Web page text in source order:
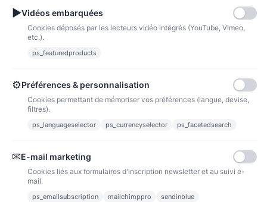
bons de réductions.
Liens utiles
Notre société
▶Vidéos embarquées
Cookies déposés par les lecteurs vidéo intégrés (YouTube, Vimeo,
etc.).
ps_featuredproducts
⚙Préférences & personnalisation
Cookies permettant de mémoriser vos préférences (langue, devise,
filtres).
ps_languageselector ps_currencyselector ps_facetedsearch
✉E-mail marketing
Cookies liés aux formulaires d'inscription newsletter et au suivi e-
mail.
ps_emailsubscription mailchimppro sendinblue